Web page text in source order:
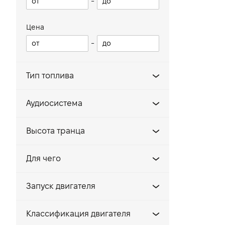
Цена
-
Тип топлива
Аудиосистема
Высота транца
635
Для чего
рыбалка
Запуск двигателя
Классификация двигателя